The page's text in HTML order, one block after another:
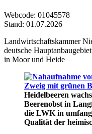
Webcode: 01045578
Stand: 01.07.2026
Landwirtschaftskammer
deutsche
in Moor und Heide
Heidelbeeren
Beerenobst in
die LWK in
Qualität der